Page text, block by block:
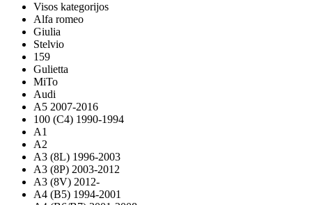
Visos kategorijos
Alfa romeo
Giulia
Stelvio
159
Gulietta
MiTo
Audi
A5 2007-2016
100 (C4) 1990-1994
A1
A2
A3 (8L) 1996-2003
A3 (8P) 2003-2012
A3 (8V) 2012-
A4 (B5) 1994-2001